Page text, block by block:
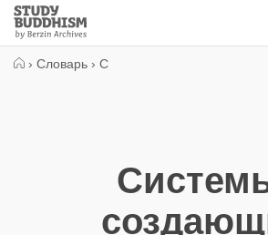
Close
Study
Buddhism
› Словарь › С